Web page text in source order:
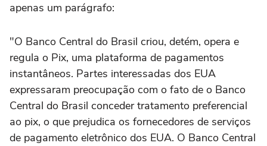
apenas um parágrafo:
"O Banco Central do Brasil criou, detém, opera e
regula o Pix, uma plataforma de pagamentos
instantâneos. Partes interessadas dos EUA
expressaram preocupação com o fato de o Banco
Central do Brasil conceder tratamento preferencial
ao pix, o que prejudica os fornecedores de serviços
de pagamento eletrônico dos EUA. O Banco Central